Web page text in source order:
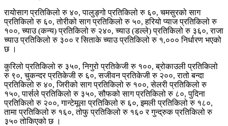
रायोसाग प्रतिकिलो रु ४०, पालुङ्गो प्रतिकिलो रु ६०, चमसुरको साग
प्रतिकिलो रु ६०, तोरीको साग प्रतिकिलो रु ५०, हरियो प्याज प्रतिकिलो रु
१००, च्याउ (कन्य) प्रतिकिलो रु २४०, च्याउ (डल्ले) प्रतिकिलो रु ३६०, राजा
च्याउ प्रतिकिलो रु ३०० र सिताके च्याउ प्रतिकिलो रु १,००० निर्धारण भएको
छ ।
कुरिलो प्रतिकिलो रु ३५०, निगुरो प्रतिकेजी रु १००, ब्रोकाउली प्रतिकिलो
रु ९०, चुकन्दर प्रतिकेजी रु ६०, सजीवन प्रतिकेजी रु २००, रातो बन्दा
प्रतिकिलो रु ४०, जिरीको साग प्रतिकिलो रु १००, सेलरी प्रतिकिलो रु
१५०, पार्सले प्रतिकिलो रु ३५०, सौफको साग प्रतिकिलो रु ८०, पुदिना
प्रतिकिलो रु २००, गान्टेमूला प्रतिकिलो रु ६०, इमली प्रतिकिलो रु १८०,
तामा प्रतिकिलो रु १६०, तोफु प्रतिकिलो रु १६० र गुन्द्रुक प्रतिकिलो रु
३५० तोकिएको छ ।